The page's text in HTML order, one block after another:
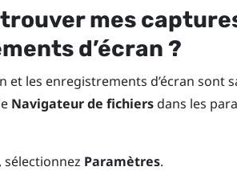
mes
d’écran ?
et les enregistrements d’écran sont
Navigateur de fichiersdans les
, sélectionnez Paramètres.